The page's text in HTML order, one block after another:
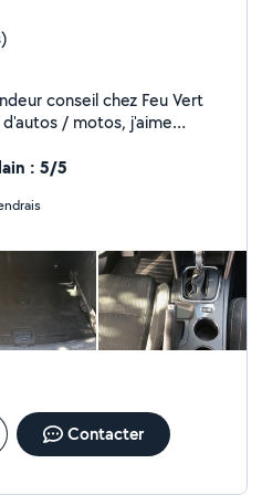
conseil chez Feu Vert
d'autos / motos, j'aime
de personne,
pour
: 5/5
Contacter